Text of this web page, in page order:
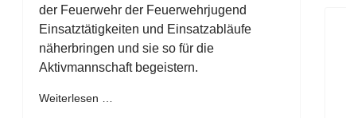
der Feuerwehr der Feuerwehrjugend
Einsatztätigkeiten und Einsatzabläufe
näherbringen und sie so für die
Aktivmannschaft begeistern.
Weiterlesen …